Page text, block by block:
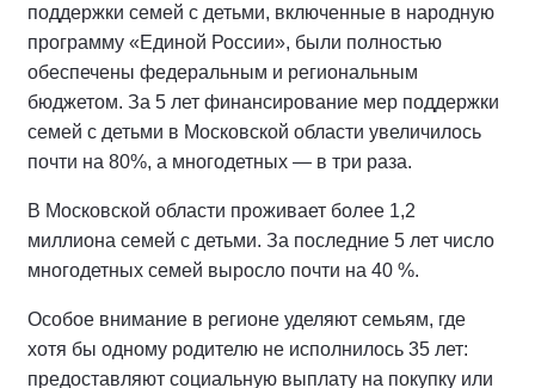
поддержки семей с детьми, включенные в народную
программу «Единой России», были полностью
обеспечены федеральным и региональным
бюджетом. За 5 лет финансирование мер поддержки
семей с детьми в Московской области увеличилось
почти на 80%, а многодетных — в три раза.
В Московской области проживает более 1,2
миллиона семей с детьми. За последние 5 лет число
многодетных семей выросло почти на 40 %.
Особое внимание в регионе уделяют семьям, где
хотя бы одному родителю не исполнилось 35 лет:
предоставляют социальную выплату на покупку или